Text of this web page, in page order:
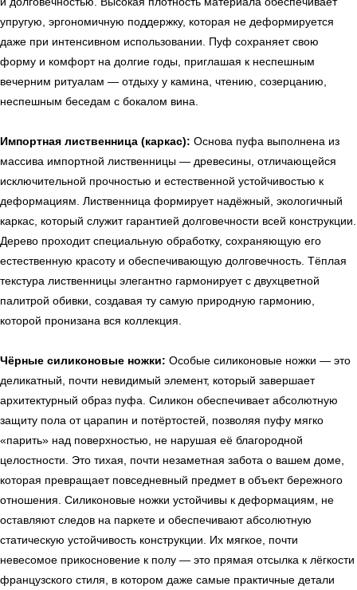
упругую, эргономичную поддержку, которая не деформируется
даже при интенсивном использовании. Пуф сохраняет свою
форму и комфорт на долгие годы, приглашая к неспешным
вечерним ритуалам — отдыху у камина, чтению, созерцанию,
неспешным беседам с бокалом вина.
Импортная лиственница (каркас): Основа пуфа выполнена из
массива импортной лиственницы — древесины, отличающейся
исключительной прочностью и естественной устойчивостью к
деформациям. Лиственница формирует надёжный, экологичный
каркас, который служит гарантией долговечности всей конструкции.
Дерево проходит специальную обработку, сохраняющую его
естественную красоту и обеспечивающую долговечность. Тёплая
текстура лиственницы элегантно гармонирует с двухцветной
палитрой обивки, создавая ту самую природную гармонию,
которой пронизана вся коллекция.
Чёрные силиконовые ножки: Особые силиконовые ножки — это
деликатный, почти невидимый элемент, который завершает
архитектурный образ пуфа. Силикон обеспечивает абсолютную
защиту пола от царапин и потёртостей, позволяя пуфу мягко
«парить» над поверхностью, не нарушая её благородной
целостности. Это тихая, почти незаметная забота о вашем доме,
которая превращает повседневный предмет в объект бережного
отношения. Силиконовые ножки устойчивы к деформациям, не
оставляют следов на паркете и обеспечивают абсолютную
статическую устойчивость конструкции. Их мягкое, почти
невесомое прикосновение к полу — это прямая отсылка к лёгкости
французского стиля, в котором даже самые практичные детали
← Вернуться на предыдущую страницу
УЗНАТЬ ПОДРОБНЕЕ